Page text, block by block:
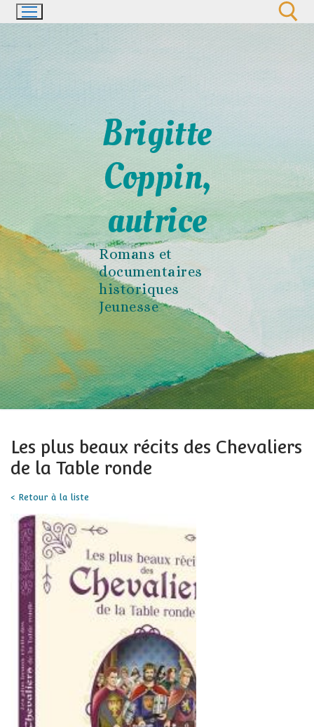
Aller
au
Brigitte
Coppin,
autrice
Romans et
documentaires
historiques
Jeunesse
Les plus beaux récits des Chevaliers
de la Table ronde
< Retour à la liste